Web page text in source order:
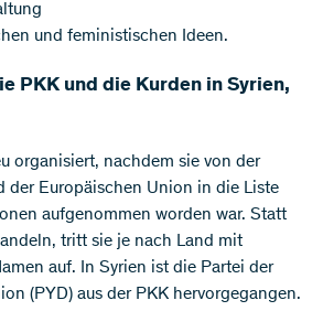
und feministischen Ideen.
PKK und die Kurden in Syrien,
organisiert, nachdem sie von der
der Europäischen Union in die Liste
aufgenommen worden war. Statt
tritt sie je nach Land mit
auf. In Syrien ist die Partei der
(PYD) aus der PKK hervorgegangen.